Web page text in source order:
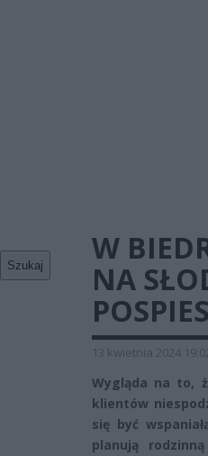
Szukaj
W
NA
13 kwietnia 2024
Wygląda na to,
klientów
się być
planują